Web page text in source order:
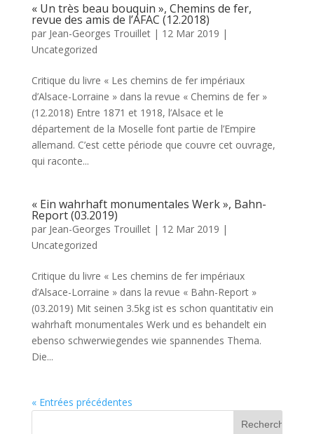
« Un très beau bouquin », Chemins de fer,
revue des amis de l’AFAC (12.2018)
par Jean-Georges Trouillet| 12 Mar 2019 |
Uncategorized
Critique du livre « Les chemins de fer impériaux
d’Alsace-Lorraine » dans la revue « Chemins de fer »
(12.2018) Entre 1871 et 1918, l’Alsace et le
département de la Moselle font partie de l’Empire
allemand. C’est cette période que couvre cet ouvrage,
qui raconte...
« Ein wahrhaft monumentales Werk », Bahn-
Report (03.2019)
par Jean-Georges Trouillet| 12 Mar 2019 |
Uncategorized
Critique du livre « Les chemins de fer impériaux
d’Alsace-Lorraine » dans la revue « Bahn-Report »
(03.2019) Mit seinen 3.5kg ist es schon quantitativ ein
wahrhaft monumentales Werk und es behandelt ein
ebenso schwerwiegendes wie spannendes Thema.
Die...
« Entrées précédentes